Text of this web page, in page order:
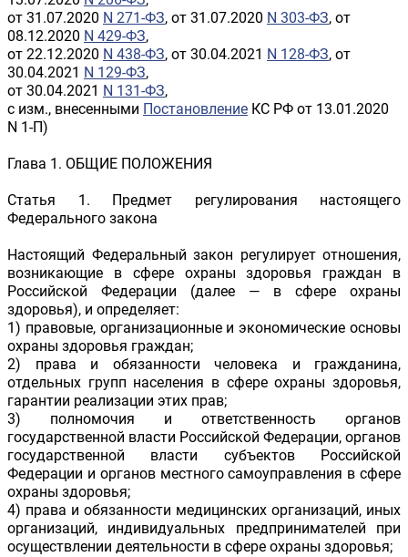
от 31.07.2020 N 271-ФЗ, от 31.07.2020 N 303-ФЗ, от
08.12.2020 N 429-ФЗ,
от 22.12.2020 N 438-ФЗ, от 30.04.2021 N 128-ФЗ, от
30.04.2021 N 129-ФЗ,
от 30.04.2021 N 131-ФЗ,
с изм., внесенными Постановление КС РФ от 13.01.2020
N 1-П)
Глава 1. ОБЩИЕ ПОЛОЖЕНИЯ
Статья 1. Предмет регулирования настоящего
Федерального закона
Настоящий Федеральный закон регулирует отношения,
возникающие в сфере охраны здоровья граждан в
Российской Федерации (далее — в сфере охраны
здоровья), и определяет:
1) правовые, организационные и экономические основы
охраны здоровья граждан;
2) права и обязанности человека и гражданина,
отдельных групп населения в сфере охраны здоровья,
гарантии реализации этих прав;
3) полномочия и ответственность органов
государственной власти Российской Федерации, органов
государственной власти субъектов Российской
Федерации и органов местного самоуправления в сфере
охраны здоровья;
4) права и обязанности медицинских организаций, иных
организаций, индивидуальных предпринимателей при
осуществлении деятельности в сфере охраны здоровья;